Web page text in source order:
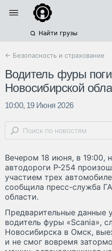
Найти грузы
← Безопасность и страхование
Водитель фуры
Новосибирской
10:00, 19 Июня 2026
Вечером 18 июня, в 19:00,
автодороги Р-254
участием трех
сообщила пресс-служба
области.
Предварительные данные
водитель фуры «Scania»,
Новосибирска в Омск,
и не смог вовремя